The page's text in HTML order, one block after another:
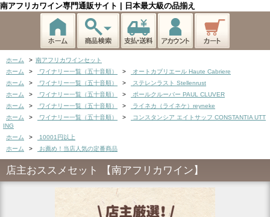
南アフリカワイン専門通販サイト | 日本最大級の品揃え
ホーム > 南アフリカワインセット
ホーム
> ワイナリー一覧（五十音順） >
オートカブリエール Haute Cabriere
ホーム
> ワイナリー一覧（五十音順） >
ステレンラスト Stellenrust
ホーム
> ワイナリー一覧（五十音順） >
ポールクルーバー PAUL CLUVER
ホーム
> ワイナリー一覧（五十音順） >
ライネカ（ライネケ）reyneke
ホーム
> ワイナリー一覧（五十音順） >
コンスタンシア エイトサッフ CONSTANTIA UTT
ING
ホーム
>
10001円以上
ホーム
> お薦め！当店人気の定番商品
店主おススメセット 【南アフリカワイン】